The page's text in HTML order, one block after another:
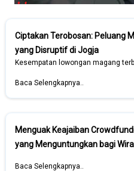
Ciptakan Terobosan: Peluang
yang Disruptif di Jogja
Kesempatan lowongan magang
Baca Selengkapnya..
Menguak Keajaiban
yang Menguntungkan bagi
Baca Selengkapnya..